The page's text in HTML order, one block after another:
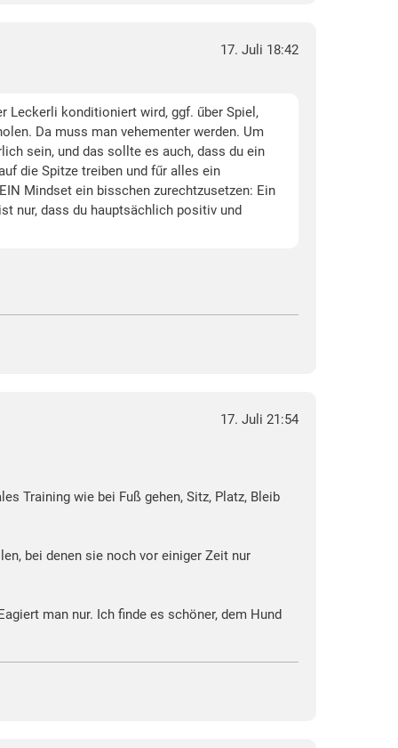
17. Juli 18:42
Leckerli konditioniert wird, ggf. űber Spiel,
Da muss man vehementer werden. Um
sein, und das sollte es auch, dass du ein
die Spitze treiben und fűr alles ein
Mindset ein bisschen zurechtzusetzen: Ein
nur, dass du hauptsächlich positiv und
17. Juli 21:54
Training wie bei Fuß gehen, Sitz, Platz, Bleib
bei denen sie noch vor einiger Zeit nur
man nur. Ich finde es schöner, dem Hund